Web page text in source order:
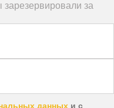
зарезервировали за
данных и c